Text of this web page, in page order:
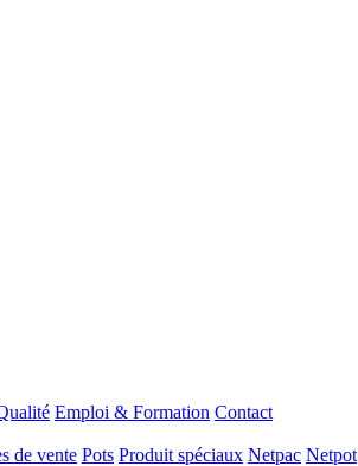
Emploi & Formation Contact
de vente Pots Produit spéciaux Netpac Netpot